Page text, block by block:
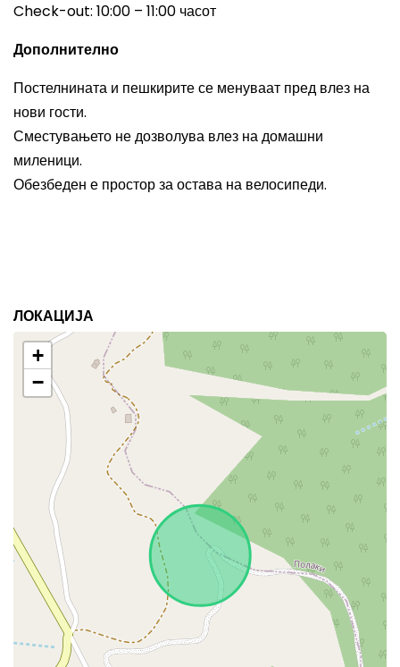
Check-out: 10:00 – 11:00 часот
Дополнително
Постелнината и пешкирите се менуваат пред влез на
нови гости.
Сместувањето не дозволува влез на домашни
миленици.
Обезбеден е простор за остава на велосипеди.
ЛОКАЦИЈА
+
−